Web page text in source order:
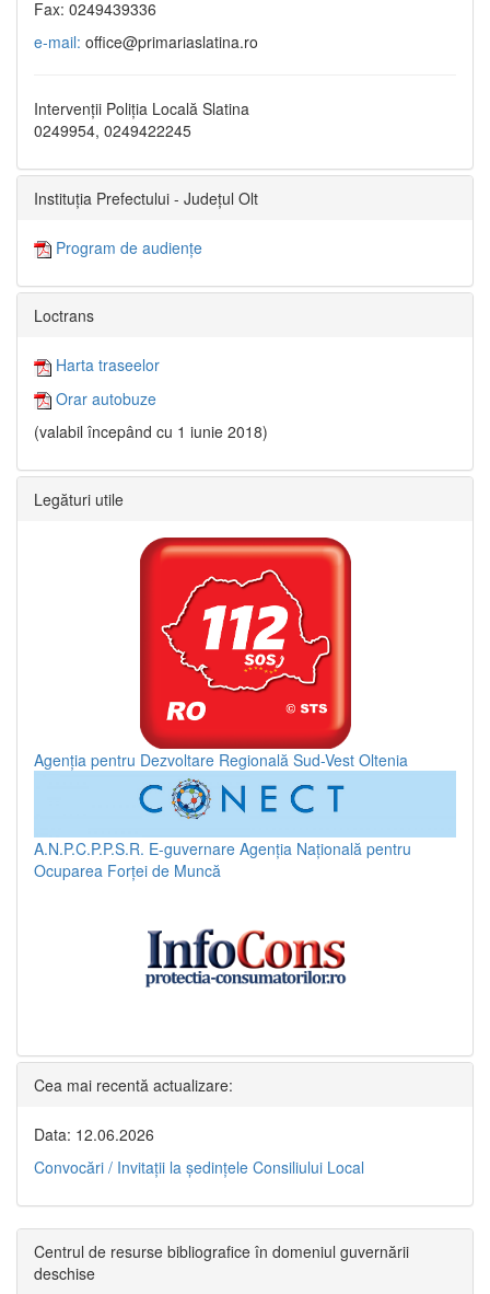
Fax: 0249439336
e-mail: office@primariaslatina.ro
Intervenții Poliția Locală Slatina
0249954, 0249422245
Instituția Prefectului - Județul Olt
Program de audiențe
Loctrans
Harta traseelor
Orar autobuze
(valabil începând cu 1 iunie 2018)
Legături utile
Agenția pentru Dezvoltare Regională Sud-Vest Oltenia
A.N.P.C.P.P.S.R. E-guvernare Agenția Națională pentru
Ocuparea Forței de Muncă
Cea mai recentă actualizare:
Data: 12.06.2026
Convocări / Invitaţii la şedinţele Consiliului Local
Centrul de resurse bibliografice în domeniul guvernării
deschise